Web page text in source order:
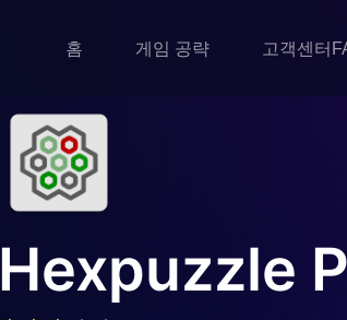
홈 게임 공략 고객센터
Hexpuzzle